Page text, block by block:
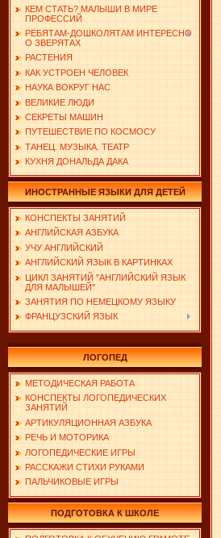
КЕМ СТАТЬ? МАЛЫШИ В МИРЕ
ПРОФЕССИЙ
РЕБЯТАМ-ДОШКОЛЯТАМ ИНТЕРЕСНО
О ЗВЕРЯТАХ
РАСТЕНИЯ
КАК УСТРОЕН ЧЕЛОВЕК
НАУКА ВОКРУГ НАС
ВЕЛИКИЕ ЛЮДИ
СЕКРЕТЫ МАШИН
ПУТЕШЕСТВИЕ ПО КОСМОСУ
ТАНЕЦ. МУЗЫКА. ТЕАТР
КУХНЯ ДОНАЛЬДА ДАКА
ИНОСТРАННЫЕ ЯЗЫКИ ДЛЯ ДЕТЕЙ
КОНСПЕКТЫ ЗАНЯТИЙ
АНГЛИЙСКАЯ АЗБУКА
УЧУ АНГЛИЙСКИЙ
АНГЛИЙСКИЙ ЯЗЫК В КАРТИНКАХ
ЦИКЛ ЗАНЯТИЙ "АНГЛИЙСКИЙ ЯЗЫК
ДЛЯ МАЛЫШЕЙ"
ЗАНЯТИЯ ПО НЕМЕЦКОМУ ЯЗЫКУ
ФРАНЦУЗСКИЙ ЯЗЫК
ЛОГОПЕД
МЕТОДИЧЕСКАЯ РАБОТА
КОНСПЕКТЫ ЛОГОПЕДИЧЕСКИХ
ЗАНЯТИЙ
АРТИКУЛЯЦИОННАЯ АЗБУКА
РЕЧЬ И МОТОРИКА
ЛОГОПЕДИЧЕСКИЕ ИГРЫ
РАССКАЖИ СТИХИ РУКАМИ
ПАЛЬЧИКОВЫЕ ИГРЫ
ПОДГОТОВКА К ШКОЛЕ